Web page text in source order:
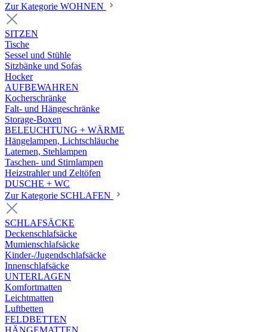
Zur Kategorie WOHNEN
SITZEN
Tische
Sessel und Stühle
Sitzbänke und Sofas
Hocker
AUFBEWAHREN
Kocherschränke
Falt- und Hängeschränke
Storage-Boxen
BELEUCHTUNG + WÄRME
Hängelampen, Lichtschläuche
Laternen, Stehlampen
Taschen- und Stirnlampen
Heizstrahler und Zeltöfen
DUSCHE + WC
Zur Kategorie SCHLAFEN
SCHLAFSÄCKE
Deckenschlafsäcke
Mumienschlafsäcke
Kinder-/Jugendschlafsäcke
Innenschlafsäcke
UNTERLAGEN
Komfortmatten
Leichtmatten
Luftbetten
FELDBETTEN
HÄNGEMATTEN